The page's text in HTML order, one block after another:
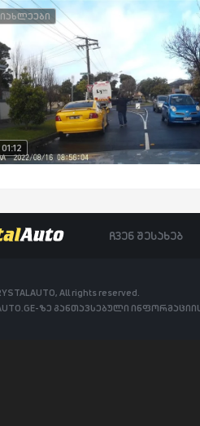
01:12
ჩვენ შესახებ
All rights reserved.
ზე განთავსებული